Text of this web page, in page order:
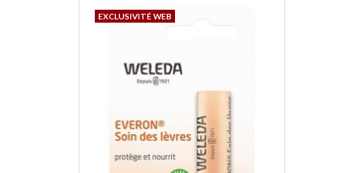
EXCLUSIVITÉ WEB